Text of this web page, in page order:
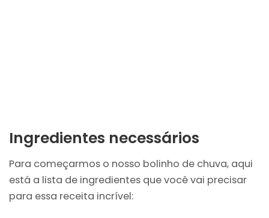
Ingredientes necessários
Para começarmos o nosso bolinho de chuva, aqui
está a lista de ingredientes que você vai precisar
para essa receita incrível: